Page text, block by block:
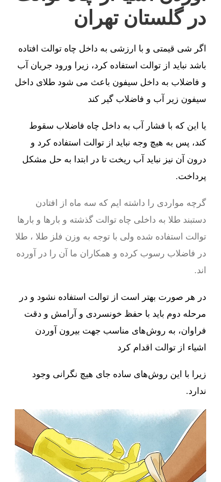
در گلستان تهران
اگر شی قیمتی و با ارزشی به داخل چاه توالت افتاده
باشد نباید از توالت استفاده کرد، زیرا ورود جریان آب
و فاضلاب به داخل سیفون باعث می شود طلای داخل
سیفون زیر آب و فاضلاب گیر کند
یا این که با فشار آب به داخل چاه فاضلاب سقوط
کند، پس به هیچ وجه نباید از توالت استفاده کرد و
درون آن نیز نباید آب ریخت تا در ابتدا به حل مشکل
پرداخت.
گرچه مواردی را داشته ایم که سه ماه از افتادن
دستبند طلا به داخلی چاه توالت گذشته و بارها و بارها
توالت استفاده شده ولی با توجه به وزن فلز طلا ، طلا
در فاضلاب رسوب کرده و همکاران ما آن را در آورده
اند.
در هر صورت بهتر است از توالت استفاده نشود و در
مرحله دوم باید با حفظ خونسردی و آرامش و دقت
فراوان، به روش‌های مناسب جهت بیرون آوردن
اشیاء از توالت اقدام کرد
زیرا با این روش‌های ساده جای هیچ نگرانی وجود
ندارد.